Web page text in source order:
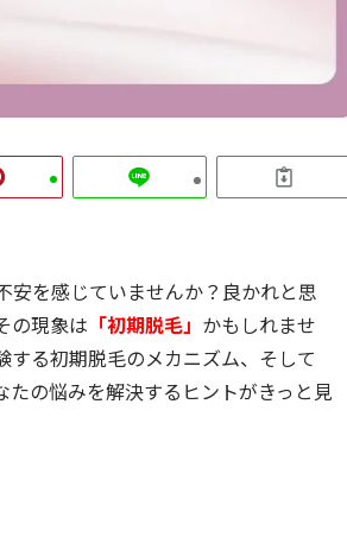
安を感じていませんか？良かれと思
の現象は 「初期脱毛」 かもしれませ
る初期脱毛のメカニズム、そして
の悩みを解決するヒントがきっと見